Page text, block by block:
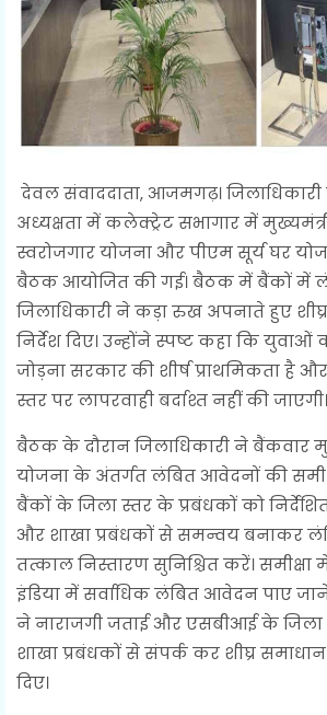
देवल संवाददाता, आजमगढ़। जिलाधिकारी
अध्यक्षता में कलेक्ट्रेट सभागार में
स्वरोजगार योजना और पीएम सूर्य घर
बैठक आयोजित की गई। बैठक में बैंकों में
जिलाधिकारी ने कड़ा रुख अपनाते हुए
निर्देश दिए। उन्होंने स्पष्ट कहा कि युवाओं
जोड़ना सरकार की शीर्ष प्राथमिकता है
स्तर पर लापरवाही बर्दाश्त नहीं की जाएगी।
बैठक के दौरान जिलाधिकारी ने बैंकवार
योजना के अंतर्गत लंबित आवेदनों की
बैंकों के जिला स्तर के प्रबंधकों को निर्देशित
और शाखा प्रबंधकों से समन्वय बनाकर
तत्काल निस्तारण सुनिश्चित करें।
इंडिया में सर्वाधिक लंबित आवेदन पाए
ने नाराजगी जताई और एसबीआई के जिला
शाखा प्रबंधकों से संपर्क कर शीघ्र
दिए।